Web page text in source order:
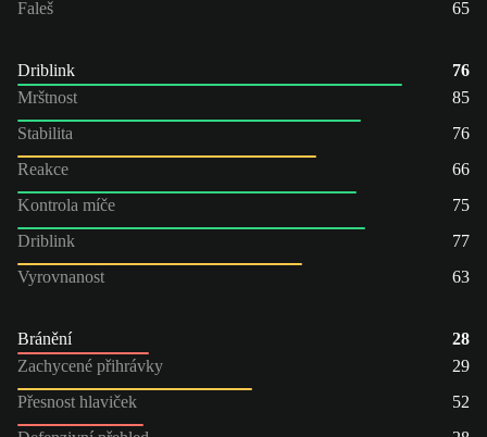
Faleš
65
Driblink
76
Mrštnost
85
Stabilita
76
Reakce
66
Kontrola míče
75
Driblink
77
Vyrovnanost
63
Bránění
28
Zachycené přihrávky
29
Přesnost hlaviček
52